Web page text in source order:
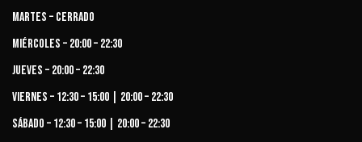
Martes – Cerrado
Miércoles – 20:00 – 22:30
Jueves – 20:00 – 22:30
Viernes – 12:30 – 15:00 | 20:00 – 22:30
Sábado – 12:30 – 15:00 | 20:00 – 22:30